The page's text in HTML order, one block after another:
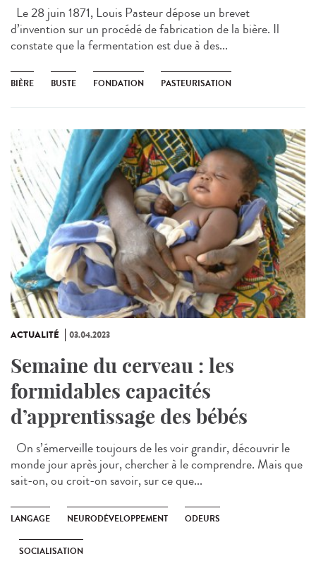
Le 28 juin 1871, Louis Pasteur dépose un brevet
d’invention sur un procédé de fabrication de la bière. Il
constate que la fermentation est due à des...
BIÈRE BUSTE FONDATION PASTEURISATION
ACTUALITÉ 03.04.2023
Semaine du cerveau : les
formidables capacités
d’apprentissage des bébés
On s’émerveille toujours de les voir grandir, découvrir le
monde jour après jour, chercher à le comprendre. Mais que
sait-on, ou croit-on savoir, sur ce que...
LANGAGE NEURODÉVELOPPEMENT ODEURS
SOCIALISATION